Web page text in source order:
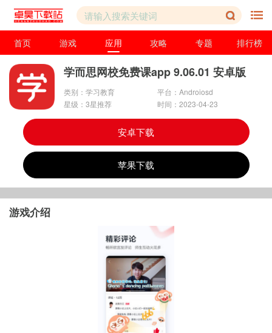
首页 游戏 应用 攻略 专题 排行榜
学而思网校免费课app 9.06.01 安卓版
类别：学习教育
平台：Androiosd
星级：3星推荐
时间：2023-04-23
安卓下载
苹果下载
游戏介绍